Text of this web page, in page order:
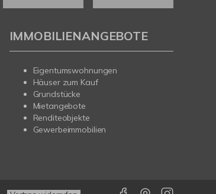
IMMOBILIENANGEBOTE
Eigentumswohnungen
Häuser zum Kauf
Grundstücke
Mietangebote
Renditeobjekte
Gewerbeimmobilien